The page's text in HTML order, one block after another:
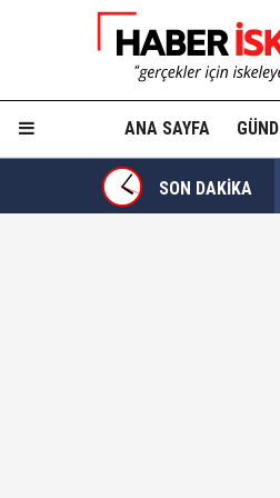
ANA SAYFA
SON DAKİKA